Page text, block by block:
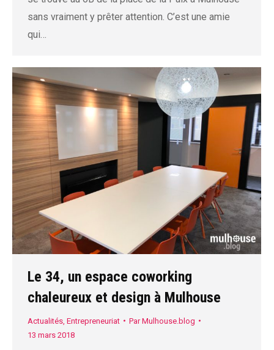
sans vraiment y prêter attention. C’est une amie
qui…
Le 34, un espace coworking
chaleureux et design à Mulhouse
Actualités Entrepreneuriat ParMulhouse.blog
13 mars 2018